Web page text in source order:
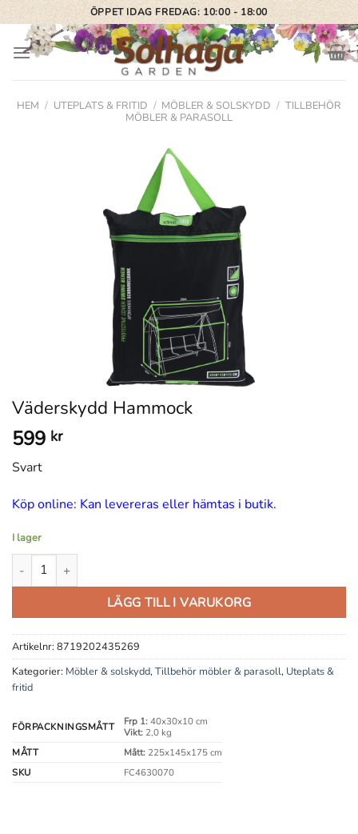
Skip
to
content
ÖPPET IDAG FREDAG: 10:00 - 18:00
HEM / UTEPLATS & FRITID / MÖBLER & SOLSKYDD / TILLBEHÖR
MÖBLER & PARASOLL
Väderskydd Hammock
599 kr
Svart
Köp online: Kan levereras eller hämtas i butik.
I lager
Väderskydd Hammock mängd
LÄGG TILL I VARUKORG
Artikelnr: 8719202435269
Kategorier: Möbler & solskydd,Tillbehör möbler & parasoll, Uteplats &
fritid
FÖRPACKNINGSMÅTT Frp 1:40x30x10 cm
Vikt:2,0 kg
MÅTT
Mått:225x145x175 cm
SKU
FC4630070